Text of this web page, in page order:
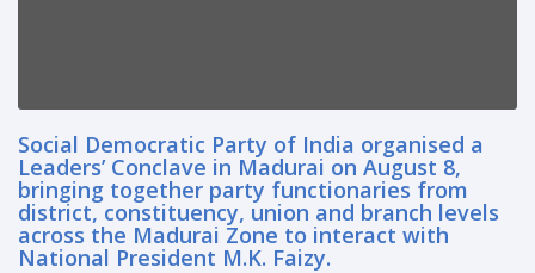
Social Democratic Party of India organised a
Leaders’ Conclave in Madurai on August 8,
bringing together party functionaries from
district, constituency, union and branch levels
across the Madurai Zone to interact with
National President M.K. Faizy.